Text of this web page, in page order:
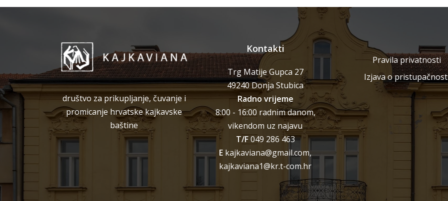
društvo za prikupljanje, čuvanje i
promicanje hrvatske kajkavske
baštine
Kontakti
Trg Matije Gupca 27
49240 Donja Stubica
Radno vrijeme
8:00 - 16:00 radnim danom,
vikendom uz najavu
T/F049 286 463
E kajkaviana@gmail.com,
kajkaviana1@kr.t-com.hr
Pravila privatnosti
Izjava o